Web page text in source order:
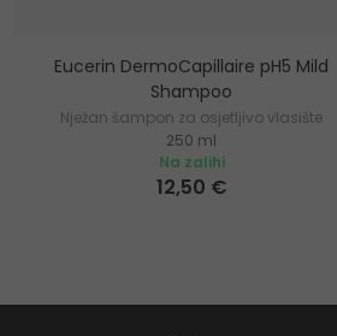
Eucerin DermoCapillaire pH5 Mild
Shampoo
Nježan šampon za osjetljivo vlasište
250 ml
Na zalihi
12,50 €